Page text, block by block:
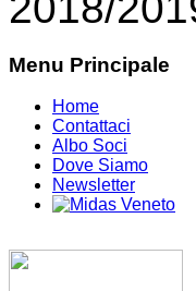
Menu Principale
Home
Contattaci
Albo Soci
Dove Siamo
Newsletter